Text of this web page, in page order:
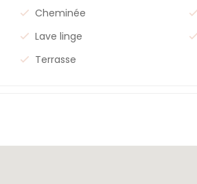
Cheminée
Lave linge
Terrasse